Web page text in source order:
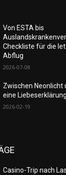
Von ESTA bis
Checkliste für die
Abflug
2026-07-08
Zwischen Neonlicht
eine
2026-02-19
Casino-Trip nach